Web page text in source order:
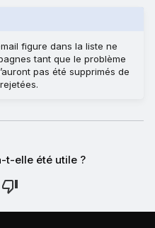
figure dans la liste ne
tant que le problème
pas été supprimés de
t-elle été utile ?